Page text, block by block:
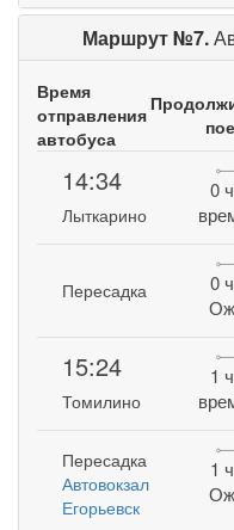
Маршрут №7.
Время
отправления
автобуса
14:34
Лыткарино
0
Пересадка
0
15:24
Томилино
1
Пересадка
Автовокзал
Егорьевск
1